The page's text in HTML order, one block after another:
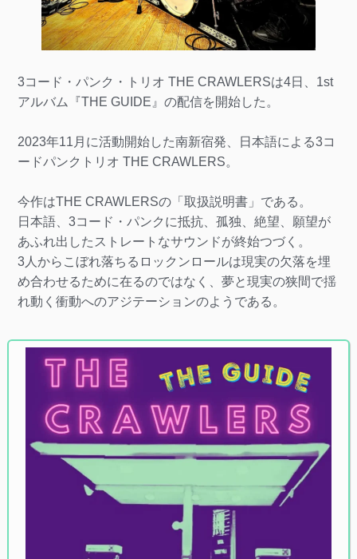
3コード・パンク・トリオ THE CRAWLERSは4日、1st
アルバム『THE GUIDE』の配信を開始した。
2023年11月に活動開始した南新宿発、日本語による3コ
ードパンクトリオ THE CRAWLERS。
今作はTHE CRAWLERSの「取扱説明書」である。
日本語、3コード・パンクに抵抗、孤独、絶望、願望が
あふれ出したストレートなサウンドが終始つづく。
3人からこぼれ落ちるロックンロールは現実の欠落を埋
め合わせるために在るのではなく、夢と現実の狭間で揺
れ動く衝動へのアジテーションのようである。